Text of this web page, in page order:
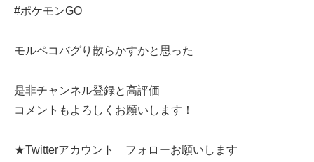
#ポケモンGO
モルペコバグり散らかすかと思った
是非チャンネル登録と高評価
コメントもよろしくお願いします！
★Twitterアカウント フォローお願いします